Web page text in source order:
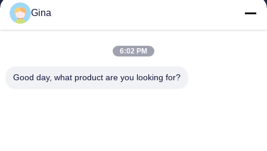
Sản Phẩm
Tham Quan Nhà Máy
Trường Hợp Của Chúng Tôi
Gina
6:02 PM
Good day, what product are you looking for?